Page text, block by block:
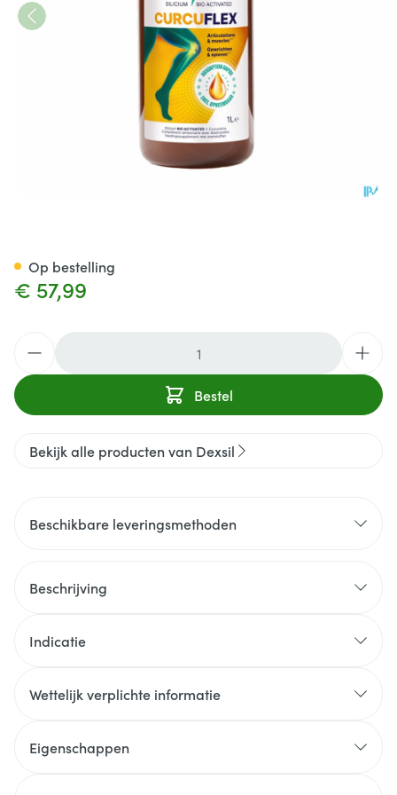
€ 57,99
Bestel
Op bestelling
Bekijk alle producten van Dexsil
Beschikbare leveringsmethoden
Beschrijving
Indicatie
Wettelijk verplichte informatie
Eigenschappen